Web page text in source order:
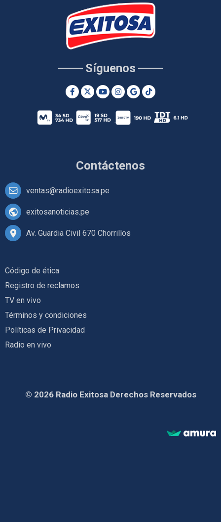
Contáctenos
ventas@radioexitosa.pe
exitosanoticias.pe
Av. Guardia Civil 670 Chorrillos
Síguenos
Código de ética
Registro de reclamos
TV en vivo
Términos y condiciones
Políticas de Privacidad
Radio en vivo
© 2026 Radio Exitosa Derechos Reservados